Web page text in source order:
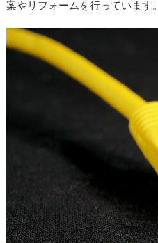
案やリフォームを行っています。